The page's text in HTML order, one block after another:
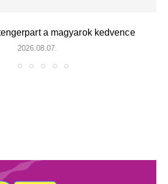
a magyarok kedvence
2026.08.07.